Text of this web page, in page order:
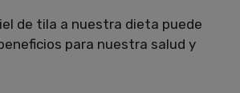
de tila a nuestra dieta puede
para nuestra salud y